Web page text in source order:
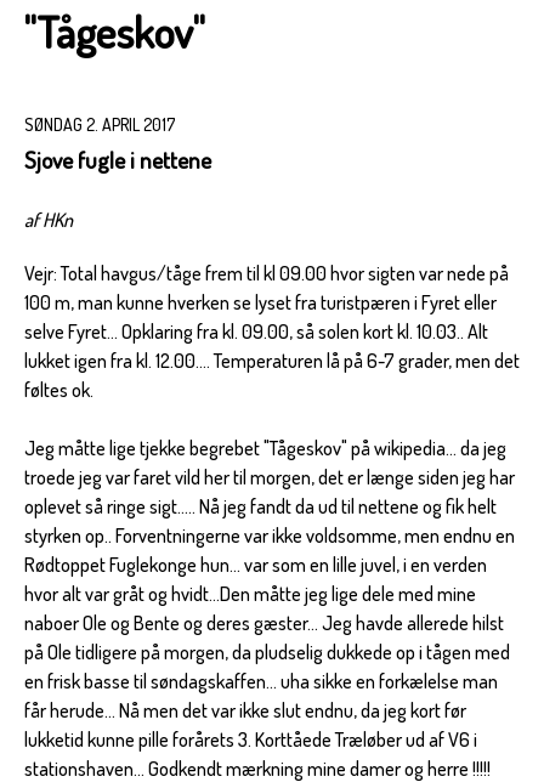
"Tågeskov"
SØNDAG 2. APRIL 2017
Sjove fugle i nettene
af HKn
Vejr: Total havgus/tåge frem til kl 09.00 hvor sigten var nede på
100 m, man kunne hverken se lyset fra turistpæren i Fyret eller
selve Fyret... Opklaring fra kl. 09.00, så solen kort kl. 10.03.. Alt
lukket igen fra kl. 12.00.... Temperaturen lå på 6-7 grader, men det
føltes ok.
Jeg måtte lige tjekke begrebet "Tågeskov" på wikipedia... da jeg
troede jeg var faret vild her til morgen, det er længe siden jeg har
oplevet så ringe sigt..... Nå jeg fandt da ud til nettene og fik helt
styrken op.. Forventningerne var ikke voldsomme, men endnu en
Rødtoppet Fuglekonge hun... var som en lille juvel, i en verden
hvor alt var gråt og hvidt...Den måtte jeg lige dele med mine
naboer Ole og Bente og deres gæster... Jeg havde allerede hilst
på Ole tidligere på morgen, da pludselig dukkede op i tågen med
en frisk basse til søndagskaffen... uha sikke en forkælelse man
får herude... Nå men det var ikke slut endnu, da jeg kort før
lukketid kunne pille forårets 3. Korttåede Træløber ud af V6 i
stationshaven... Godkendt mærkning mine damer og herre !!!!!